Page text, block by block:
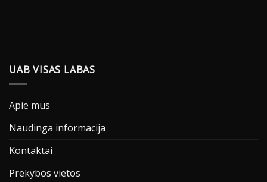
UAB VISAS LABAS
Apie mus
Naudinga informacija
Kontaktai
Prekybos vietos